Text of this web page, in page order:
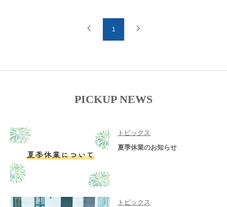
1
PICKUP NEWS
トピックス
夏季休業のお知らせ
トピックス